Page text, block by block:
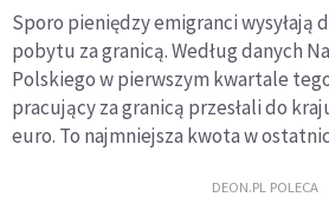
Sporo pieniędzy emigranci wysyłają
pobytu za granicą. Według danych
Polskiego w pierwszym kwartale
pracujący za granicą przesłali do
euro. To najmniejsza kwota w
DEON.PL POLECA